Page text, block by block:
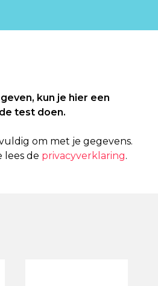
kun je hier een
test doen.
om met je gegevens.
lees de privacyverklaring.